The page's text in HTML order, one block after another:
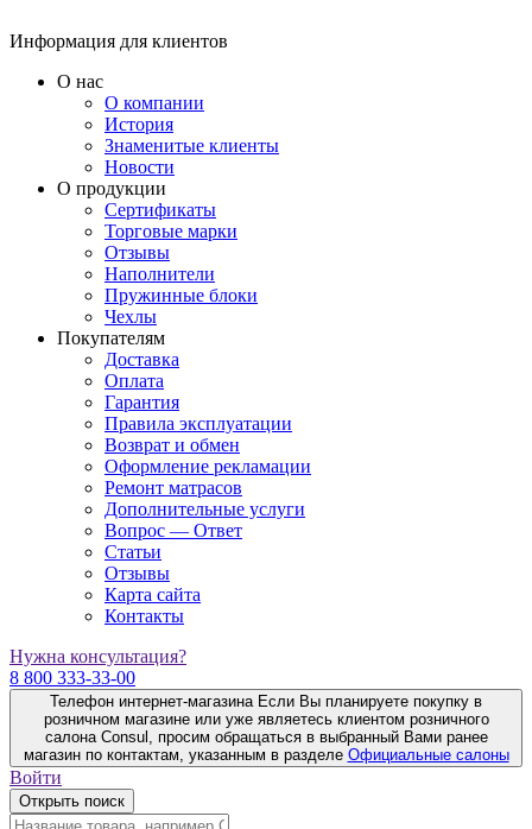
Информация для клиентов
О нас
О компании
История
Знаменитые клиенты
Новости
О продукции
Сертификаты
Торговые марки
Отзывы
Наполнители
Пружинные блоки
Чехлы
Покупателям
Доставка
Оплата
Гарантия
Правила эксплуатации
Возврат и обмен
Оформление рекламации
Ремонт матрасов
Дополнительные услуги
Вопрос — Ответ
Статьи
Отзывы
Карта сайта
Контакты
Нужна консультация?
8 800 333-33-00
Телефон интернет-магазина Если Вы планируете покупку в
розничном магазине или уже являетесь клиентом розничного
салона Consul, просим обращаться в выбранный Вами ранее
магазин по контактам, указанным в разделе Официальные салоны
Войти
Открыть поиск